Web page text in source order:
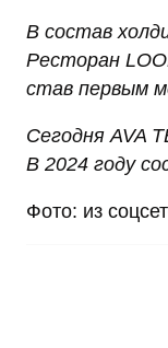
В состав
Ресторан
став первым
Сегодня AVA
В 2024 году
Фото: из